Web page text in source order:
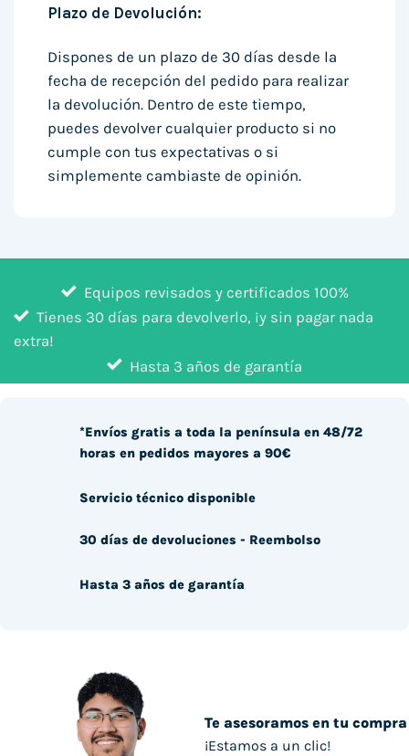
Plazo de Devolución:
Dispones de un plazo de 30 días desde la
fecha de recepción del pedido para realizar
la devolución. Dentro de este tiempo,
puedes devolver cualquier producto si no
cumple con tus expectativas o si
simplemente cambiaste de opinión.
Equipos revisados y certificados 100%
Tienes 30 días para devolverlo, ¡y sin pagar nada
extra!
Hasta 3 años de garantía
Te asesoramos en tu compra
¡Estamos a un clic!
*Envíos gratis a toda la península en 48/72
horas en pedidos mayores a 90€
Servicio técnico disponible
30 días de devoluciones - Reembolso
Hasta 3 años de garantía